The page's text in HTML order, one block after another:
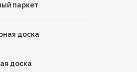
паркет
доска
доска